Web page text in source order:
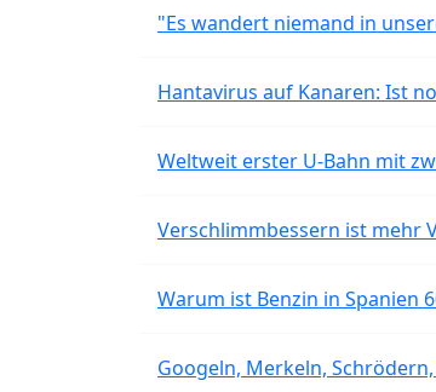
"Es wandert niemand in
Hantavirus auf Kanaren: Ist
Weltweit erster U-Bahn mit
Verschlimmbessern ist mehr
Warum ist Benzin in Spanien
Googeln, Merkeln,